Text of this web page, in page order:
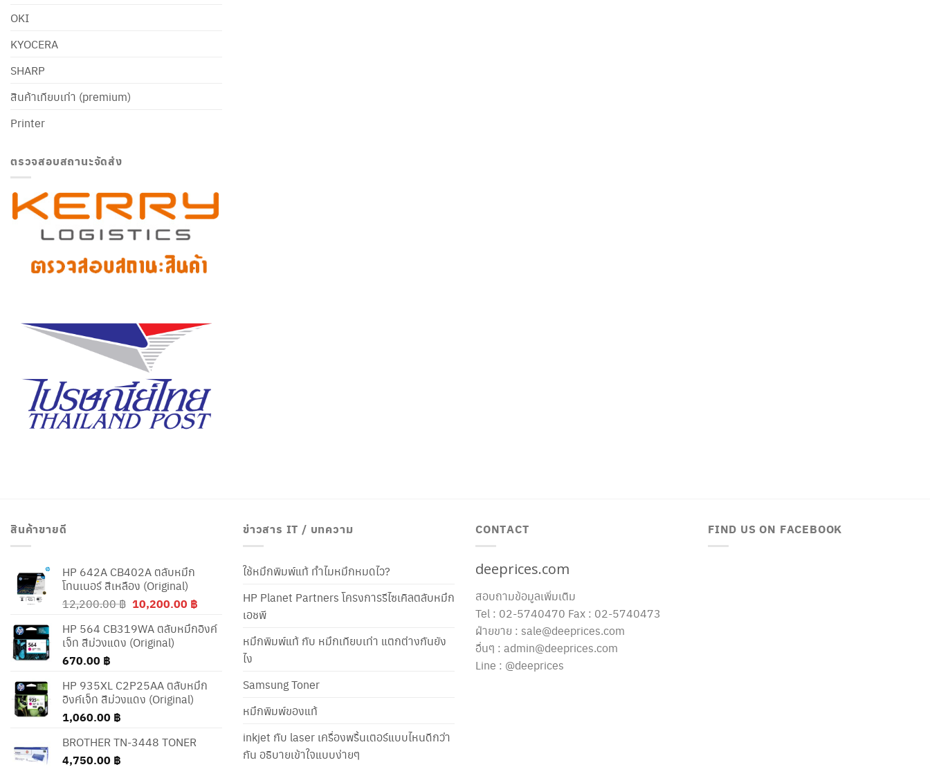
OKI
KYOCERA
SHARP
สินค้าเทียบเท่า (premium)
Printer
ตรวจสอบสถานะจัดส่ง
สินค้าขายดี
HP 642A CB402A ตลับหมึก
โทนเนอร์ สีเหลือง (Original)
12,200.00฿ Original
was:
12,200.00 ฿.
10,200.00 ฿Current
is:
10,200.00 ฿.
HP 564 CB319WA ตลับหมึกอิงค์
เจ็ท สีม่วงแดง (Original)
670.00 ฿
HP 935XL C2P25AA ตลับหมึก
อิงค์เจ็ท สีม่วงแดง (Original)
1,060.00 ฿
BROTHER TN-3448 TONER
4,750.00 ฿
ข่าวสาร IT / บทความ
ใช้หมึกพิมพ์แท้ ทำไมหมึกหมดไว?
HP Planet Partners โครงการรีไซเคิลตลับหมึก
เอชพี
หมึกพิมพ์แท้ กับ หมึกเทียบเท่า แตกต่างกันยัง
ไง
Samsung Toner
หมึกพิมพ์ของแท้
inkjet กับ laser เครื่องพริ้นเตอร์แบบไหนดีกว่า
กัน อธิบายเข้าใจแบบง่ายๆ
CONTACT
deeprices.com
สอบถามข้อมูลเพิ่มเติม
Tel : 02-5740470 Fax : 02-5740473
ฝ่ายขาย : sale@deeprices.com
อื่นๆ : admin@deeprices.com
Line : @deeprices
FIND US ON FACEBOOK